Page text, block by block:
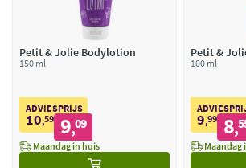
Petit & Jolie Bodylotion
150 ml
ADVIESPRIJS
10,59 9,09
Maandag in huis
Petit &
100 ml
9,99 8,
Maandag